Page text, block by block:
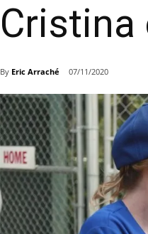
Cristina
By Eric Arraché 07/11/2020